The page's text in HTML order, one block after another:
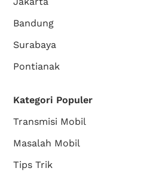
Bandung
Surabaya
Pontianak
Kategori Populer
Transmisi Mobil
Masalah Mobil
Tips Trik